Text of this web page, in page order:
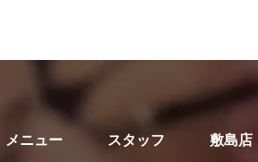
メニュー スタッフ 敷島店